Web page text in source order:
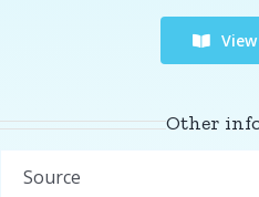
Other
Source